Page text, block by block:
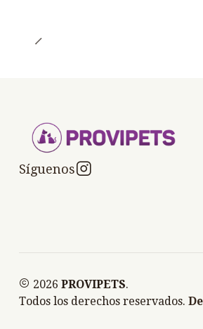
Síguenos
2026 PROVIPETS.
Todos los derechos reservados.